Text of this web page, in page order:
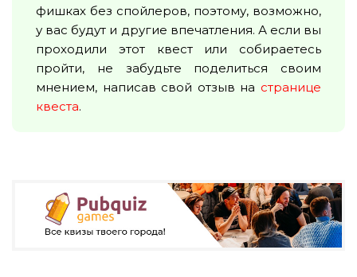
фишках без спойлеров, поэтому, возможно,
у вас будут и другие впечатления. А если вы
проходили этот квест или собираетесь
пройти, не забудьте поделиться своим
мнением, написав свой отзыв на странице
квеста.